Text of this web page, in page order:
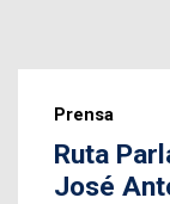
Prensa
Ruta
José